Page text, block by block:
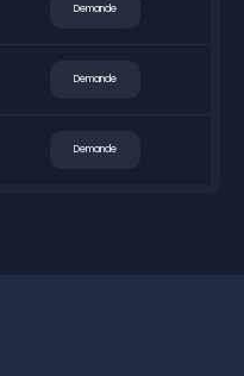
Demande
Demande
Demande